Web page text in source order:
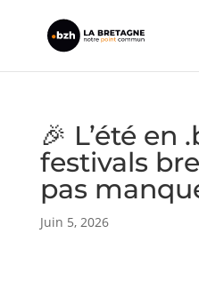
🎉 L’été en
festivals
pas
Juin 5, 2026